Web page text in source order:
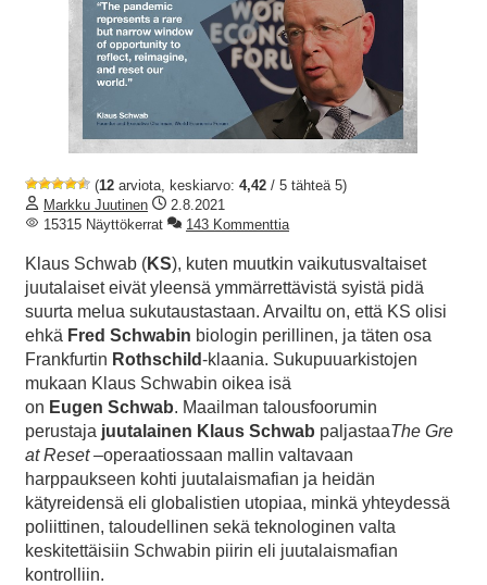
(12 arviota, keskiarvo: 4,42 / 5 tähteä 5)
Markku Juutinen
2.8.2021
15315 Näyttökerrat
143 Kommenttia
Klaus Schwab (KS), kuten muutkin vaikutusvaltaiset
juutalaiset eivät yleensä ymmärrettävistä syistä pidä
suurta melua sukutaustastaan. Arvailtu on, että KS olisi
ehkä Fred Schwabin biologin perillinen, ja täten osa
Frankfurtin Rothschild-klaania. Sukupuuarkistojen
mukaan Klaus Schwabin oikea isä
on Eugen Schwab. Maailman talousfoorumin
perustaja juutalainen Klaus Schwab paljastaaThe Gre
at Reset –operaatiossaan mallin valtavaan
harppaukseen kohti juutalaismafian ja heidän
kätyreidensä eli globalistien utopiaa, minkä yhteydessä
poliittinen, taloudellinen sekä teknologinen valta
keskitettäisiin Schwabin piirin eli juutalaismafian
kontrolliin.